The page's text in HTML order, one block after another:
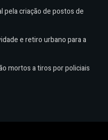
pela criação de postos de
e retiro urbano para a
mortos a tiros por policiais